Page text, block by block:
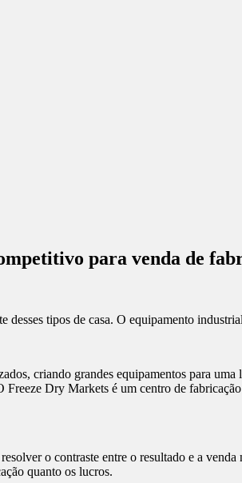
para venda de
tipos de casa. O equipamento
criando grandes equipamentos para uma
Dry Markets é um centro de
o contraste entre o resultado e a
quanto os lucros.